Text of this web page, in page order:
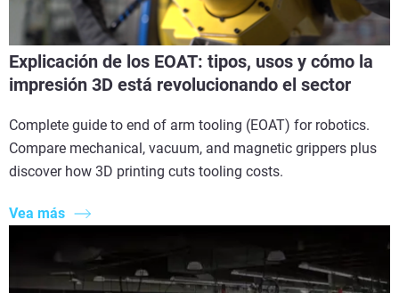
Explicación de los EOAT: tipos, usos y cómo la
impresión 3D está revolucionando el sector
Complete guide to end of arm tooling (EOAT) for robotics.
Compare mechanical, vacuum, and magnetic grippers plus
discover how 3D printing cuts tooling costs.
Vea más